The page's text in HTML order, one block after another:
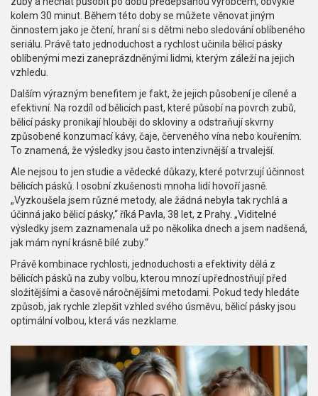
kolem 30 minut. Během této doby se můžete věnovat jiným
činnostem jako je čtení, hraní si s dětmi nebo sledování oblíbeného
seriálu. Právě tato jednoduchost a rychlost učinila bělicí pásky
oblíbenými mezi zaneprázdněnými lidmi, kterým záleží na jejich
vzhledu.
Dalším výrazným benefitem je fakt, že jejich působení je cílené a
efektivní. Na rozdíl od bělicích past, které působí na povrch zubů,
bělicí pásky pronikají hlouběji do skloviny a odstraňují skvrny
způsobené konzumací kávy, čaje, červeného vína nebo kouřením.
To znamená, že výsledky jsou často intenzivnější a trvalejší.
Ale nejsou to jen studie a vědecké důkazy, které potvrzují účinnost
bělicích pásků. I osobní zkušenosti mnoha lidí hovoří jasně.
„Vyzkoušela jsem různé metody, ale žádná nebyla tak rychlá a
účinná jako bělicí pásky,“ říká Pavla, 38 let, z Prahy. „Viditelné
výsledky jsem zaznamenala už po několika dnech a jsem nadšená,
jak mám nyní krásně bílé zuby.“
Právě kombinace rychlosti, jednoduchosti a efektivity dělá z
bělicích pásků na zuby volbu, kterou mnozí upřednostňují před
složitějšími a časově náročnějšími metodami. Pokud tedy hledáte
způsob, jak rychle zlepšit vzhled svého úsměvu, bělicí pásky jsou
optimální volbou, která vás nezklame.